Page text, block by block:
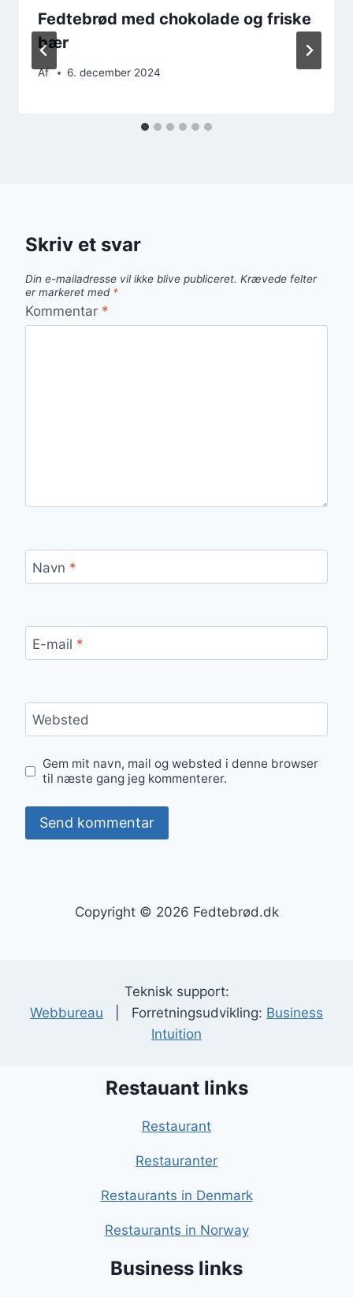
Fedtebrød med chokolade og friske
bær
Af 6. december 2024
Skriv et svar
Din e-mailadresse vil ikke blive publiceret. Krævede felter
er markeret med *
Kommentar *
Navn *
E-mail *
Websted
Gem mit navn, mail og websted i denne browser
til næste gang jeg kommenterer.
Copyright © 2026 Fedtebrød.dk
Teknisk support:
Webbureau | Forretningsudvikling: Business
Intuition
Restauant links
Restaurant
Restauranter
Restaurants in Denmark
Restaurants in Norway
Business links